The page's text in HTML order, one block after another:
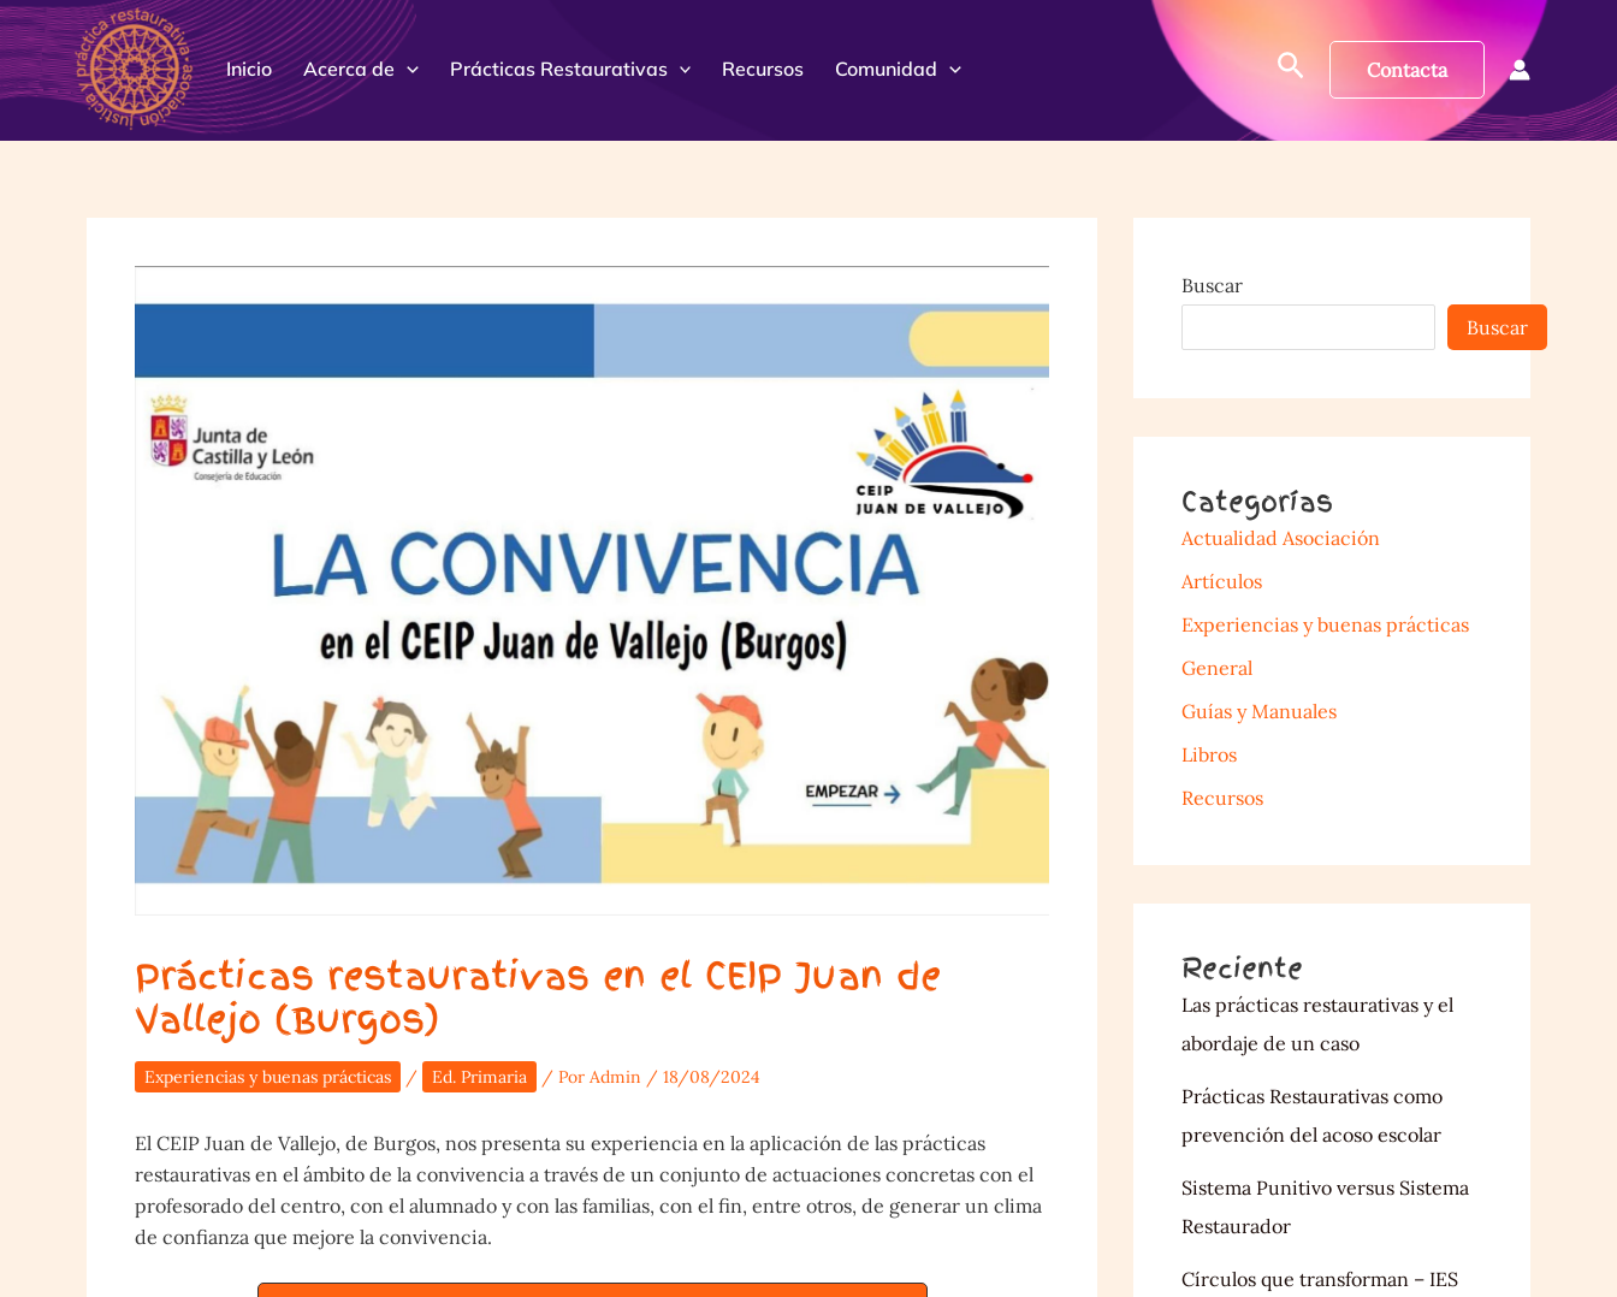
Ir
al
contenido
Inicio Acerca de Prácticas Restaurativas Recursos Comunidad BuscarContacta
Prácticas restaurativas en el CEIP Juan de
Vallejo (Burgos)
Experiencias y buenas prácticas / Ed. Primaria / Por Admin / 18/08/2024
El CEIP Juan de Vallejo, de Burgos, nos presenta su experiencia en la aplicación de las prácticas
restaurativas en el ámbito de la convivencia a través de un conjunto de actuaciones concretas con el
profesorado del centro, con el alumnado y con las familias, con el fin, entre otros, de generar un clima
de confianza que mejore la convivencia.
Buscar
Buscar
Categorías
Actualidad Asociación
Artículos
Experiencias y buenas prácticas
General
Guías y Manuales
Libros
Recursos
Reciente
Las prácticas restaurativas y el
abordaje de un caso
Prácticas Restaurativas como
prevención del acoso escolar
Sistema Punitivo versus Sistema
Restaurador
Círculos que transforman – IES